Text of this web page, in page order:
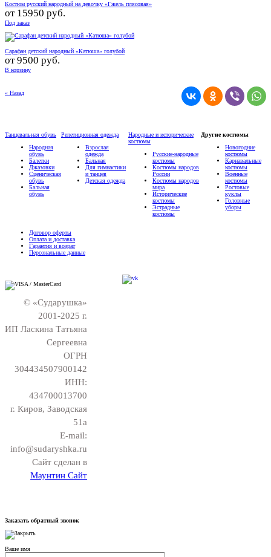
Костюм русский народный на девочку «Гжель плясовая»
от 15950 руб.
Под заказ
Сарафан детский народный «Катюша» голубой
от9500 руб.
В корзину
« Назад
Танцевальная обувь
Народная
обувь
Балетки
Джазовки
Сценическая
обувь
Бальная
обувь
Репетиционная одежда
Взрослая
одежда
Бальная
Для гимнастики
и танцев
Детская одежда
Народные и исторические
костюмы
Русские-народные
костюмы
Костюмы народов
России
Костюмы народов
мира
Исторические
костюмы
Эстрадные
костюмы
Другие костюмы
Новогодние
костюмы
Карнавальные
костюмы
Военные
костюмы
Ростовые
куклы
Головные
уборы
Договор оферты
Оплата и доставка
Гарантия и возрат
Персональные данные
© «Сударушка»
2001-2025 г.
ИП Ласкина Татьяна
Сергеевна
ОГРН
304434507900142
ИНН:
434700013700
г. Киров, Заводская
51а
E-mail:
info@sudaryshka.ru
Сайт сделан в
Маунтин Сайт
Заказать обратный звонок
Ваше имя